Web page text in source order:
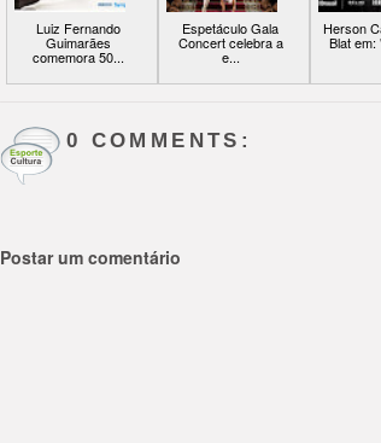
Luiz Fernando
Guimarães
comemora 50...
Espetáculo Gala
Concert celebra a
e...
Herson
Blat em:
0 COMMENTS:
Postar um comentário